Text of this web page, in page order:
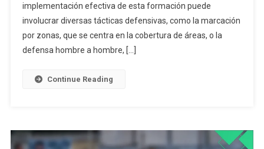
4:
Marcaje
De
implementación efectiva de esta formación puede
involucrar diversas tácticas defensivas, como la marcación
por zonas, que se centra en la cobertura de áreas, o la
defensa hombre a hombre, […]
Continue Reading